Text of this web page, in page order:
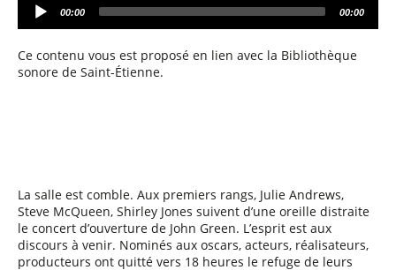
d
i
o
00:00 00:00
Ce contenu vous est proposé en lien avec la Bibliothèque
sonore de Saint-Étienne.
La salle est comble. Aux premiers rangs, Julie Andrews,
Steve McQueen, Shirley Jones suivent d’une oreille distraite
le concert d’ouverture de John Green. L’esprit est aux
discours à venir. Nominés aux oscars, acteurs, réalisateurs,
producteurs ont quitté vers 18 heures le refuge de leurs